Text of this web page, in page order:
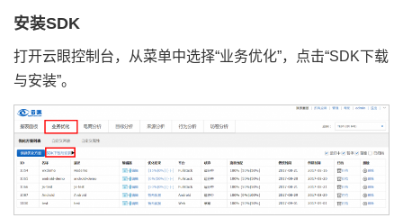
安装SDK
打开云眼控制台，从菜单中选择“业务优化”，点击“SDK下载
与安装”。